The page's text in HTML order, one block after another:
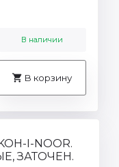
В наличии
В корзину